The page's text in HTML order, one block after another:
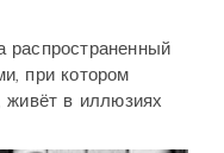
распространенный
при котором
живёт в иллюзиях